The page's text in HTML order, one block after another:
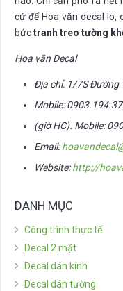
cứ để Hoa văn decal lo,
bứctranh treo tường
Hoa văn Decal
Địa chỉ: 1/7S Đường
Mobile:
(giờ HC). Mobile:
Email:
Website:http://
DANH MỤC
Công trình thực tế
Decal 2 mặt
Decal dán kính
Decal dán tường